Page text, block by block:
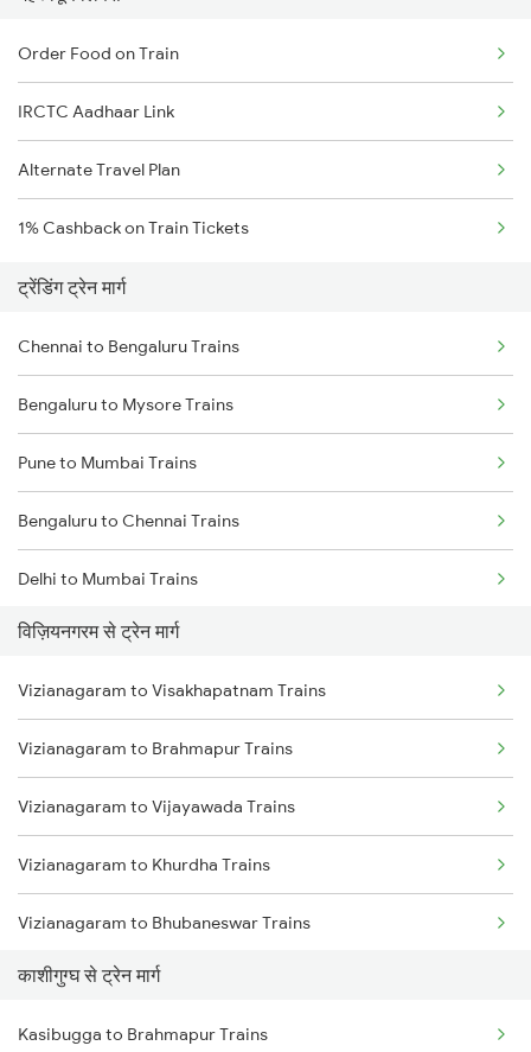
Order Food on Train
IRCTC Aadhaar Link
Alternate Travel Plan
1% Cashback on Train Tickets
ट्रेंडिंग ट्रेन मार्ग
Chennai to Bengaluru Trains
Bengaluru to Mysore Trains
Pune to Mumbai Trains
Bengaluru to Chennai Trains
Delhi to Mumbai Trains
Mumbai to Pune Trains
Delhi to Jammu Trains
Mumbai to Delhi Trains
Mumbai to Goa Trains
Chennai to Coimbatore Trains
विज़ियनगरम से ट्रेन मार्ग
Vizianagaram to Visakhapatnam Trains
Vizianagaram to Brahmapur Trains
Vizianagaram to Vijayawada Trains
Vizianagaram to Khurdha Trains
Vizianagaram to Bhubaneswar Trains
Vizianagaram to Rajahmundry Trains
Vizianagaram to Srikakulam Trains
काशीगुग्घ से ट्रेन मार्ग
Kasibugga to Brahmapur Trains